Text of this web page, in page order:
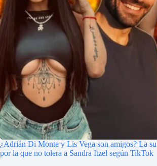
¿Adrián Di Monte y Lis Vega son amigos? La
por la que no tolera a Sandra Itzel según TikTok